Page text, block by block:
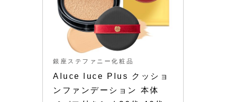
銀座ステファニー化粧品
Aluce luce Plus クッショ
ンファンデーション 本体